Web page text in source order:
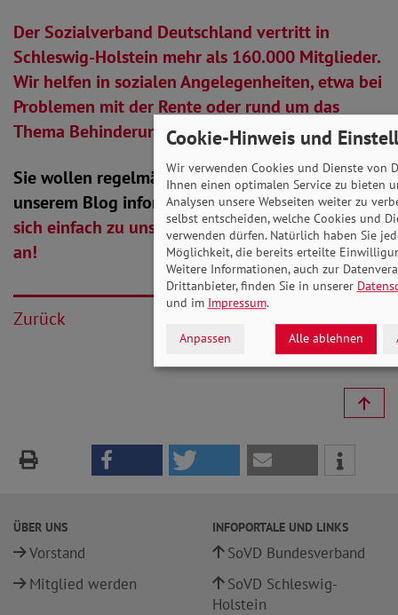
Der Sozialverband Deutschland vertritt in
Schleswig-Holstein mehr als 160.000 Mitglieder.
Wir helfen in sozialen Angelegenheiten, etwa bei
Problemen mit der Rente oder rund um das
Thema Behinderung.
Sie wollen regelmäßig über neue Beiträge in
unserem Blog informiert werden?Melden Sie
sich einfach zu unserem Newsletter per E-Mail
an!
Zurück
ÜBER UNS
Vorstand
Mitglied werden
INFOPORTALE UND LINKS
SoVD Bundesverband
SoVD Schleswig-
Holstein
Cookie-Hinweis und
Wir verwenden Cookies und Dienste von
Ihnen einen optimalen Service zu bieten
Analysen unsere Webseiten weiter zu
selbst entscheiden, welche Cookies und
verwenden dürfen. Natürlich haben Sie
Möglichkeit, die bereits erteilte
Weitere Informationen, auch zur
Drittanbieter, finden Sie in unserer
und im Impressum.
Anpassen Alle ablehnen